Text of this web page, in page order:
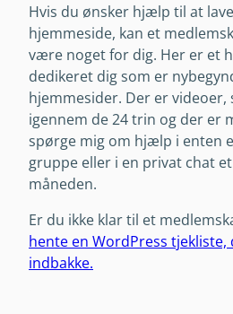
Hvis du ønsker hjælp til at
hjemmeside, kan et
være noget for dig. Her er et
dedikeret dig som er
hjemmesider. Der er videoer,
igennem de 24 trin og der er
spørge mig om hjælp i enten
gruppe eller i en privat chat
måneden.
Er du ikke klar til et
hente en WordPress
indbakke.